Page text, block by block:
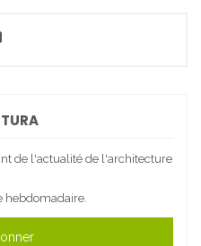
de l'actualité de l'architecture
hebdomadaire.